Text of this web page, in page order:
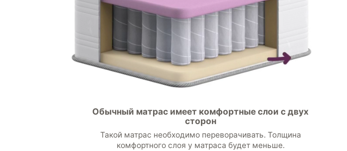
Обычный матрас имеет комфортные слои с двух
сторон
Такой матрас необходимо переворачивать. Толщина
комфортного слоя у матраса будет меньше.